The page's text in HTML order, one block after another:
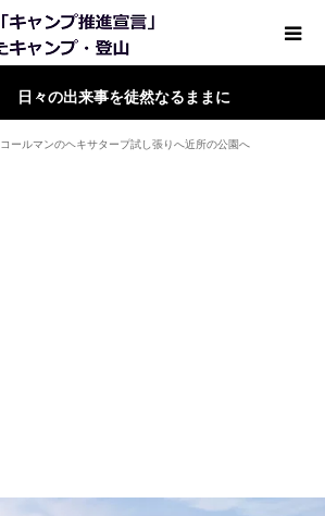
日々の出来事を徒然なるままに
コールマンのヘキサタープ試し張りへ近所の公園へ